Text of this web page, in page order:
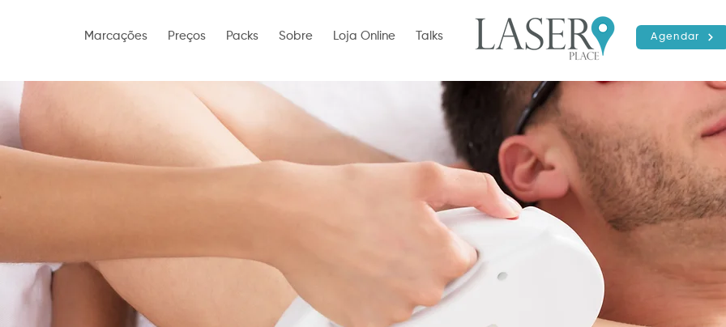
Marcações Preços Packs Sobre Loja Online Talks Agendar